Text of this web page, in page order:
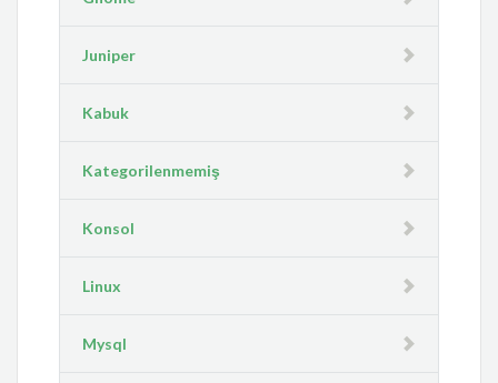
Juniper
Kabuk
Kategorilenmemiş
Konsol
Linux
Mysql